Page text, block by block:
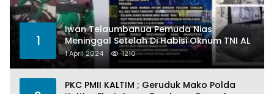
1
Iwan Telaumbanua Pemuda Nias
Meninggal Setelah Di Habisi Oknum TNI AL
1 April 2024 1210
PKC PMII KALTIM ; Geruduk Mako Polda